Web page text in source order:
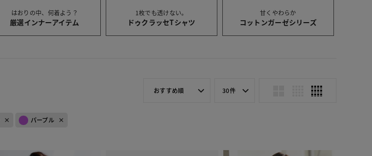
はおりの中、何着よう？
厳選インナーアイテム
1枚でも透けない。
ドゥクラッセTシャツ
甘くやわらか
コットンガーゼシリーズ
おすすめ順 30件
パープル